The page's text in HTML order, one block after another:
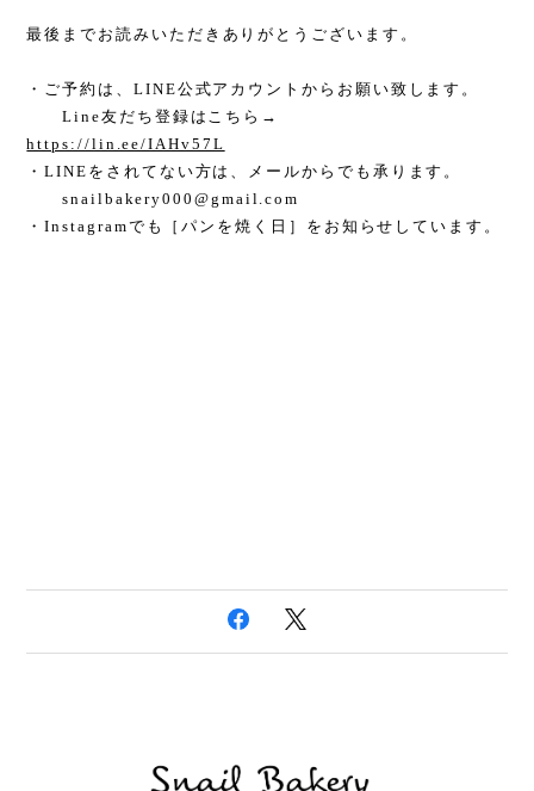
最後までお読みいただきありがとうございます。
・ご予約は、LINE公式アカウントからお願い致します。
Line友だち登録はこちら→
https://lin.ee/IAHv57L
・LINEをされてない方は、メールからでも承ります。
snailbakery000@gmail.com
・Instagramでも［パンを焼く日］をお知らせしています。